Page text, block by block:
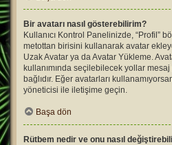
Bir avatarı nasıl gösterebilirim?
Kullanıcı Kontrol Panelinizde, “Profil”
metottan birisini kullanarak avatar
Uzak Avatar ya da Avatar Yükleme.
kullanımında seçilebilecek yollar
bağlıdır. Eğer avatarları
yöneticisi ile iletişime geçin.
Başa dön
Rütbem nedir ve onu nasıl